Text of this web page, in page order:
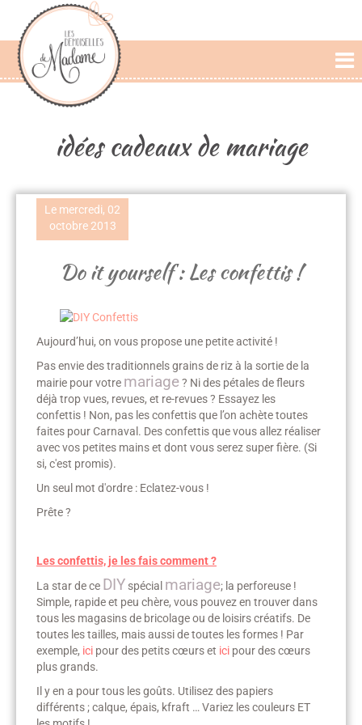
CÉRÉMONIE LAIQUE
PHOTOS DE MARIAGE
idées cadeaux de mariage
Do it yourself : Les confettis !
Le mercredi, 02
octobre 2013
Aujourd’hui, on vous propose une petite activité !
Pas envie des traditionnels grains de riz à la sortie de la
mairie pour votre mariage? Ni des pétales de fleurs
déjà trop vues, revues, et re-revues ? Essayez les
confettis ! Non, pas les confettis que l’on achète toutes
faites pour Carnaval. Des confettis que vous allez réaliser
avec vos petites mains et dont vous serez super fière. (Si
si, c'est promis).
Un seul mot d'ordre : Eclatez-vous !
Prête ?
Les confettis, je les fais comment ?
La star de ce DIY spécial mariage; la perforeuse !
Simple, rapide et peu chère, vous pouvez en trouver dans
tous les magasins de bricolage ou de loisirs créatifs. De
toutes les tailles, mais aussi de toutes les formes ! Par
exemple, ici pour des petits cœurs et ici pour des cœurs
plus grands.
Il y en a pour tous les goûts. Utilisez des papiers
différents ; calque, épais, kfraft … Variez les couleurs ET